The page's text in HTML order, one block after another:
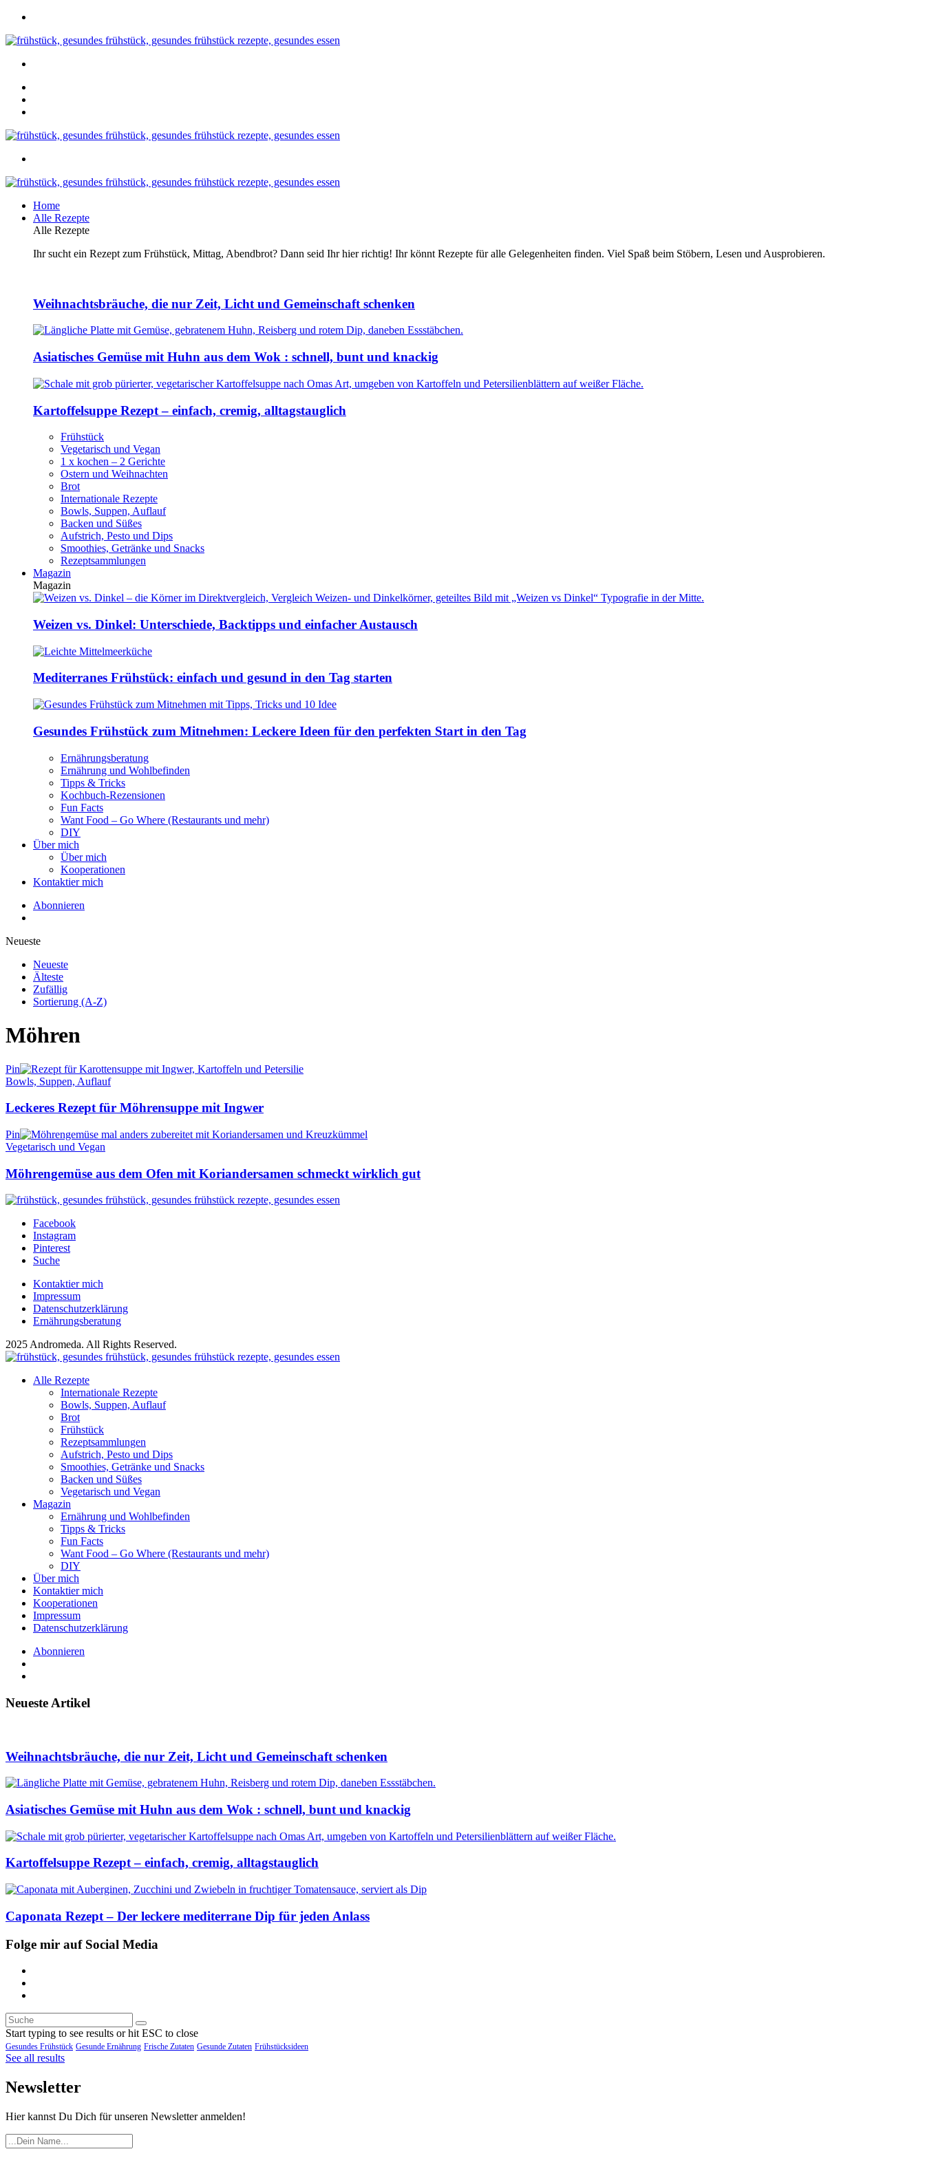
Home
Alle Rezepte
Alle Rezepte
Ihr sucht ein Rezept zum Frühstück, Mittag, Abendbrot? Dann seid Ihr hier richtig! Ihr könnt Rezepte für alle Gelegenheiten finden. Viel Spaß beim Stöbern, Lesen und Ausprobieren.
Weihnachtsbräuche, die nur Zeit, Licht und Gemeinschaft schenken
Asiatisches Gemüse mit Huhn aus dem Wok : schnell, bunt und knackig
Kartoffelsuppe Rezept – einfach, cremig, alltagstauglich
Frühstück
Vegetarisch und Vegan
1 x kochen – 2 Gerichte
Ostern und Weihnachten
Brot
Internationale Rezepte
Bowls, Suppen, Auflauf
Backen und Süßes
Aufstrich, Pesto und Dips
Smoothies, Getränke und Snacks
Rezeptsammlungen
Magazin
Magazin
Weizen vs. Dinkel: Unterschiede, Backtipps und einfacher Austausch
Mediterranes Frühstück: einfach und gesund in den Tag starten
Gesundes Frühstück zum Mitnehmen: Leckere Ideen für den perfekten Start in den Tag
Ernährungsberatung
Ernährung und Wohlbefinden
Tipps & Tricks
Kochbuch-Rezensionen
Fun Facts
Want Food – Go Where (Restaurants und mehr)
DIY
Über mich
Über mich
Kooperationen
Kontaktier mich
Abonnieren
Neueste
Neueste
Älteste
Zufällig
Sortierung (A-Z)
Möhren
Pin
Bowls, Suppen, Auflauf
Leckeres Rezept für Möhrensuppe mit Ingwer
Pin
Vegetarisch und Vegan
Möhrengemüse aus dem Ofen mit Koriandersamen schmeckt wirklich gut
Facebook
Instagram
Pinterest
Suche
Kontaktier mich
Impressum
Datenschutzerklärung
Ernährungsberatung
2025 Andromeda. All Rights Reserved.
Alle Rezepte
Internationale Rezepte
Bowls, Suppen, Auflauf
Brot
Frühstück
Rezeptsammlungen
Aufstrich, Pesto und Dips
Smoothies, Getränke und Snacks
Backen und Süßes
Vegetarisch und Vegan
Magazin
Ernährung und Wohlbefinden
Tipps & Tricks
Fun Facts
Want Food – Go Where (Restaurants und mehr)
DIY
Über mich
Kontaktier mich
Kooperationen
Impressum
Datenschutzerklärung
Abonnieren
Neueste Artikel
Weihnachtsbräuche, die nur Zeit, Licht und Gemeinschaft schenken
Asiatisches Gemüse mit Huhn aus dem Wok : schnell, bunt und knackig
Kartoffelsuppe Rezept – einfach, cremig, alltagstauglich
Caponata Rezept – Der leckere mediterrane Dip für jeden Anlass
Folge mir auf Social Media
Start typing to see results or hit ESC to close
Gesundes Frühstück Gesunde Ernährung Frische Zutaten Gesunde Zutaten Frühstücksideen
See all results
Newsletter
Hier kannst Du Dich für unseren Newsletter anmelden!